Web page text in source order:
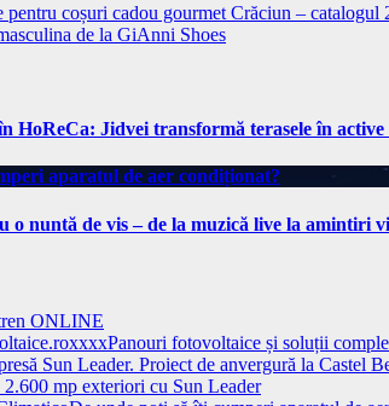
pentru coșuri cadou gourmet Crăciun –
de la GiAnni Shoes
HoReCa: Jidvei transformă terasele în
aparatul de aer condiționat?
o nuntă de vis – de la muzică live la amintiri
ONLINE
Panouri fotovoltaice și soluții
mp exteriori cu Sun Leader